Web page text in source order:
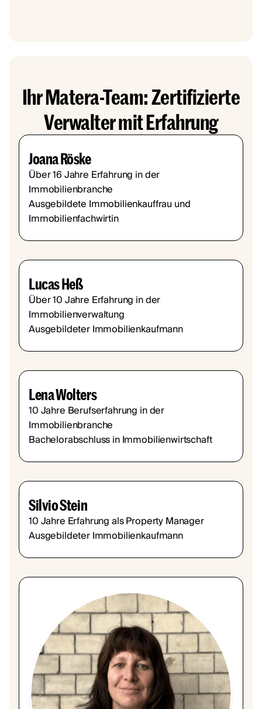
Ihr Matera-Team: Zertifizierte
Verwalter mit Erfahrung
Joana Röske
Über 16 Jahre Erfahrung in der
Immobilienbranche
Ausgebildete Immobilienkauffrau und
Immobilienfachwirtin
Lucas Heß
Über 10 Jahre Erfahrung in der
Immobilienverwaltung
Ausgebildeter Immobilienkaufmann
Lena Wolters
10 Jahre Berufserfahrung in der
Immobilienbranche
Bachelorabschluss in Immobilienwirtschaft
Silvio Stein
10 Jahre Erfahrung als Property Manager
Ausgebildeter Immobilienkaufmann